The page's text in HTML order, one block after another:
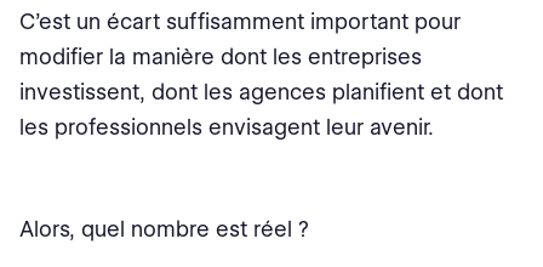
C’est un écart suffisamment important pour
modifier la manière dont les entreprises
investissent, dont les agences planifient et dont
les professionnels envisagent leur avenir.
Alors, quel nombre est réel ?